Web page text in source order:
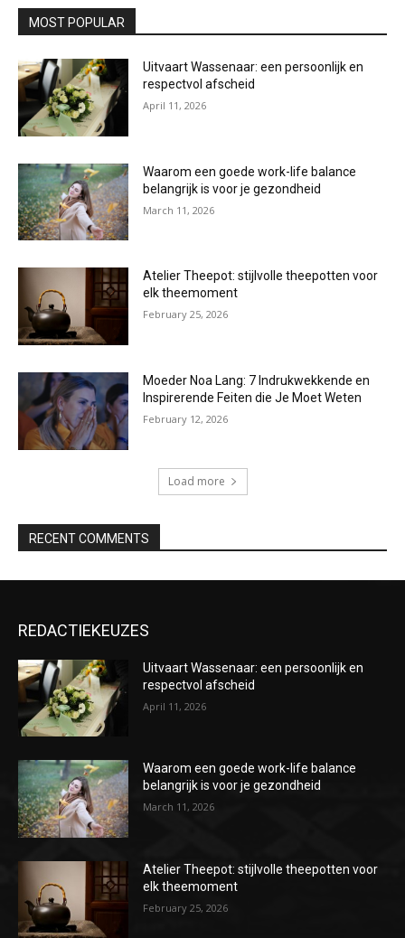
MOST POPULAR
Uitvaart Wassenaar: een persoonlijk en
respectvol afscheid
April 11, 2026
Waarom een goede work-life balance
belangrijk is voor je gezondheid
March 11, 2026
Atelier Theepot: stijlvolle theepotten voor
elk theemoment
February 25, 2026
Moeder Noa Lang: 7 Indrukwekkende en
Inspirerende Feiten die Je Moet Weten
February 12, 2026
Load more
RECENT COMMENTS
REDACTIEKEUZES
Uitvaart Wassenaar: een persoonlijk en
respectvol afscheid
April 11, 2026
Waarom een goede work-life balance
belangrijk is voor je gezondheid
March 11, 2026
Atelier Theepot: stijlvolle theepotten voor
elk theemoment
February 25, 2026